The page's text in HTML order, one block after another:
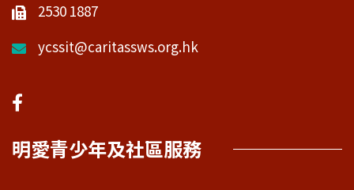
2530 1887
ycssit@caritassws.org.hk
明愛青少年及社區服務